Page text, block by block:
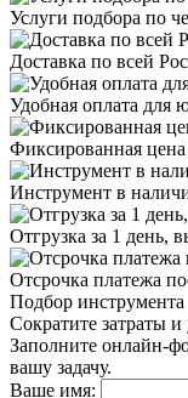
Услуги подбора по
Доставка по всей
Удобная оплата для
Фиксированная цена
Инструмент в
Отгрузка за 1 день,
Отсрочка платежа
Подбор инструмента
Сократите затраты и
Заполните онлайн-
вашу задачу.
Ваше имя: